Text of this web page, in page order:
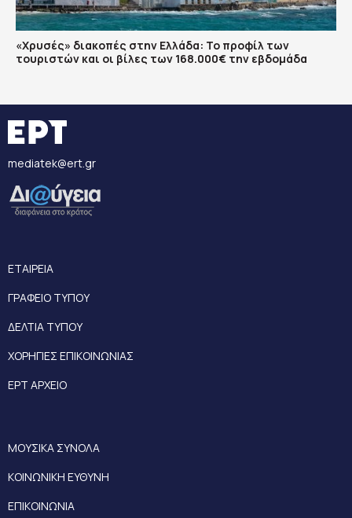
«Χρυσές» διακοπές στην Ελλάδα: Το προφίλ των
τουριστών και οι βίλες των 168.000€ την εβδομάδα
mediatek@ert.gr
ΕΤΑΙΡΕΙΑ
ΓΡΑΦΕΙΟ ΤΥΠΟΥ
ΔΕΛΤΙΑ ΤΥΠΟΥ
ΧΟΡΗΓΙΕΣ ΕΠΙΚΟΙΝΩΝΙΑΣ
ΕΡΤ ΑΡΧΕΙΟ
ΜΟΥΣΙΚΑ ΣΥΝΟΛΑ
ΚΟΙΝΩΝΙΚΗ ΕΥΘΥΝΗ
ΕΠΙΚΟΙΝΩΝΙΑ